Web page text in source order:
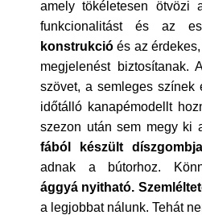
amely tökéletesen ötvözi
funkcionalitást és az
konstrukció és az
megjelenést biztosítanak.
szövet, a semleges színek
időtálló kanapémodellt
szezon után sem megy ki
fából készült
adnak a bútorhoz.
ággyá nyitható.
a legjobbat nálunk. Tehát